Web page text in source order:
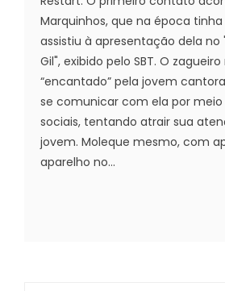
Marquinhos, que na época tinha
assistiu à apresentação dela no
Gil", exibido pelo SBT. O
“encantado” pela jovem
se comunicar com ela por meio
sociais, tentando atrair sua
jovem. Moleque mesmo, com
aparelho no...